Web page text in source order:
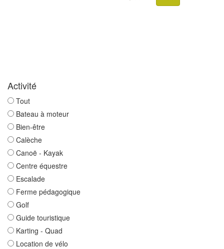
Activité
Tout
Bateau à moteur
Bien-être
Calèche
Canoë - Kayak
Centre équestre
Escalade
Ferme pédagogique
Golf
Guide touristique
Karting - Quad
Location de vélo